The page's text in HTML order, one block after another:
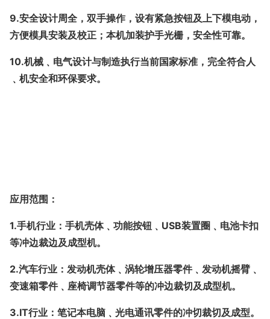
9.安全设计周全，双手操作，设有紧急按钮及上下模电动，
方便模具安装及校正；本机加装护手光栅，安全性可靠。
10.机械﹑电气设计与制造执行当前国家标准，完全符合人
﹑机安全和环保要求。
应用范围：
1.手机行业：手机壳体﹑功能按钮﹑USB装置圈﹑电池卡扣
等冲边裁边及成型机。
2.汽车行业：发动机壳体﹑涡轮增压器零件﹑发动机摇臂﹑
变速箱零件﹑座椅调节器零件等的冲边裁切及成型机。
3.IT行业：笔记本电脑﹑光电通讯零件的冲切裁切及成型。